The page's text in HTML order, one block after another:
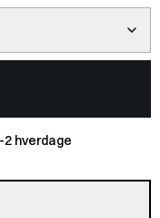
2 hverdage